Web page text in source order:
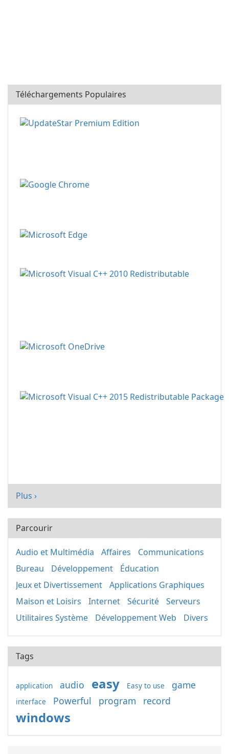
Téléchargements Populaires
Plus ›
Parcourir
Audio et Multimédia Affaires
Communications
Bureau
Développement
Éducation
Jeux et Divertissement
Applications Graphiques
Maison et Loisirs
Internet Sécurité
Serveurs
Utilitaires Système
Développement Web Divers
Tags
application audio easy Easy to use game
interface Powerful program record
windows